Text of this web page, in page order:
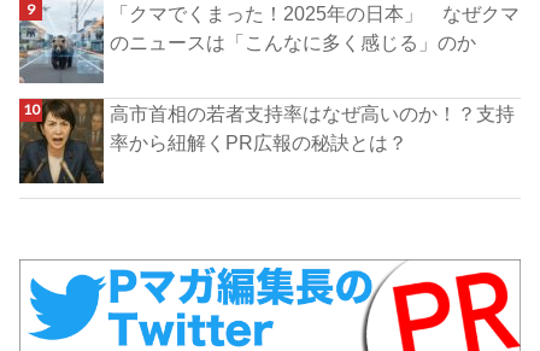
「クマでくまった！2025年の日本」 なぜクマ
のニュースは「こんなに多く感じる」のか
高市首相の若者支持率はなぜ高いのか！？支持
率から紐解くPR広報の秘訣とは？